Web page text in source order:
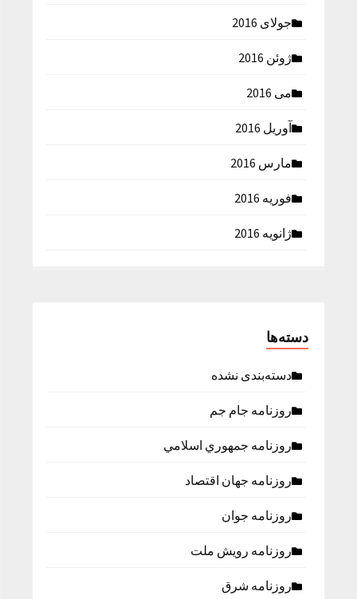
جولای 2016
ژوئن 2016
می 2016
آوریل 2016
مارس 2016
فوریه 2016
ژانویه 2016
دسته‌ها
دسته‌بندی نشده
روزنامه جام جم
روزنامه جمهوري اسلامي
روزنامه جهان اقتصاد
روزنامه جوان
روزنامه رویش ملت
روزنامه شرق